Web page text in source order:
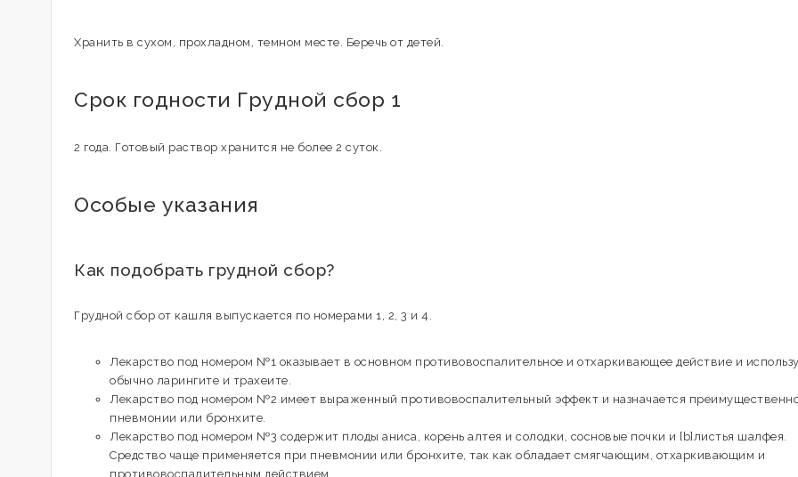
Хранить в сухом, прохладном, темном месте. Беречь от детей.
Срок годности Грудной сбор 1
2 года. Готовый раствор хранится не более 2 суток.
Особые указания
Как подобрать грудной сбор?
Грудной сбор от кашля выпускается по номерами 1, 2, 3 и 4.
Лекарство под номером №1 оказывает в основном противовоспалительное и отхаркивающее действие и
обычно ларингите и трахеите.
Лекарство под номером №2 имеет выраженный противовоспалительный эффект и назначается
пневмонии или бронхите.
Лекарство под номером №3 содержит плоды аниса, корень алтея и солодки, сосновые почки и [b]листья шалфея.
Средство чаще применяется при пневмонии или бронхите, так как обладает смягчающим, отхаркивающим и
противовоспалительным действием.